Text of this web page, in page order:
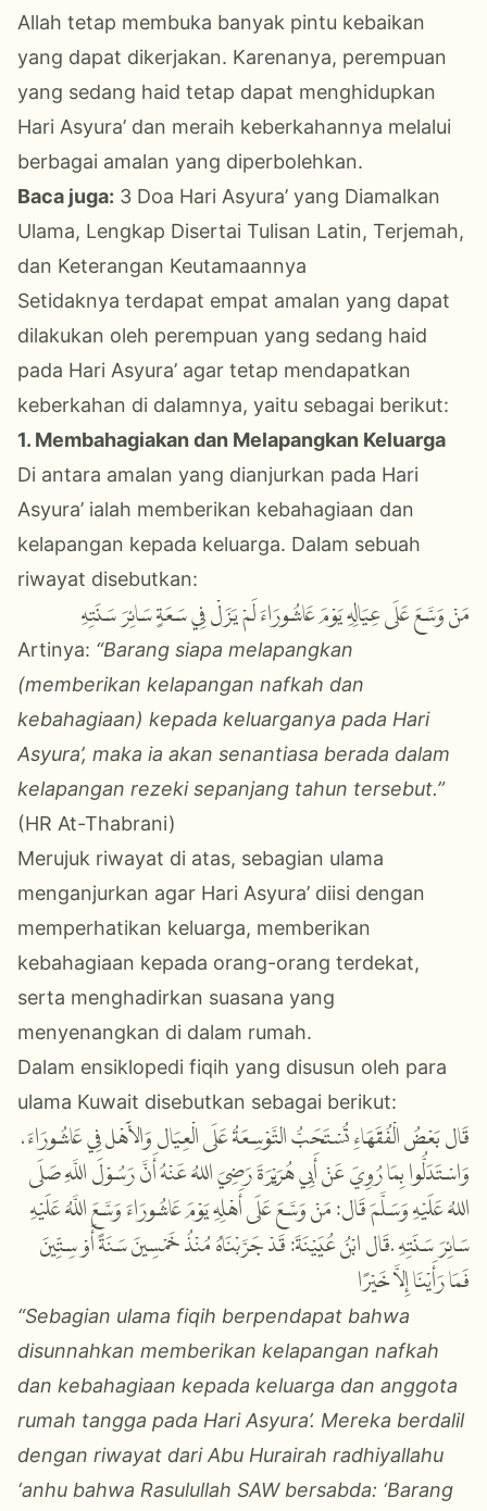
Allah tetap membuka banyak pintu kebaikan
yang dapat dikerjakan. Karenanya, perempuan
yang sedang haid tetap dapat menghidupkan
Hari Asyura’ dan meraih keberkahannya melalui
berbagai amalan yang diperbolehkan.
Baca juga: 3 Doa Hari Asyura’ yang Diamalkan
Ulama, Lengkap Disertai Tulisan Latin, Terjemah,
dan Keterangan Keutamaannya
Setidaknya terdapat empat amalan yang dapat
dilakukan oleh perempuan yang sedang haid
pada Hari Asyura’ agar tetap mendapatkan
keberkahan di dalamnya, yaitu sebagai berikut:
1. Membahagiakan dan Melapangkan Keluarga
Di antara amalan yang dianjurkan pada Hari
Asyura’ ialah memberikan kebahagiaan dan
kelapangan kepada keluarga. Dalam sebuah
riwayat disebutkan:
مَنْ وَسَّعَ عَلَى عِيَالِهِ يَوْمَ عَاشُورَاءَ لَمْ يَزَلْ فِي سَعَةٍ سَائِرَ سَنَتِهِ
Artinya: “Barang siapa melapangkan
(memberikan kelapangan nafkah dan
kebahagiaan) kepada keluarganya pada Hari
Asyura’, maka ia akan senantiasa berada dalam
kelapangan rezeki sepanjang tahun tersebut.”
(HR At-Thabrani)
Merujuk riwayat di atas, sebagian ulama
menganjurkan agar Hari Asyura’ diisi dengan
memperhatikan keluarga, memberikan
kebahagiaan kepada orang-orang terdekat,
serta menghadirkan suasana yang
menyenangkan di dalam rumah.
Dalam ensiklopedi fiqih yang disusun oleh para
ulama Kuwait disebutkan sebagai berikut:
قَال بَعْضُ الْفُقَهَاءِ تُسْتَحَبُّ التَّوْسِعَةُ عَلَى الْعِيَال وَالأَْهْل فِي عَاشُورَاءَ،
وَاسْتَدَلُّوا بِمَا رُوِيَ عَنْ أَبِي هُرَيْرَةَ رَضِيَ اللهُ عَنْهُ أَنَّ رَسُوْلَ اللَّهِ صَلَى
اللهُ عَلَيْهِ وَسَلَّمَ قَال: مَنْ وَسَّعَ عَلَى أَهْلِهِ يَوْمَ عَاشُورَاءَ وَسَّعَ اللَّهُ عَلَيْهِ
سَائِرَ سَنَتِهِ .قَال ابْنُ عُيَيْنَةَ: قَدْ جَرَّبْنَاهُ مُنْذُ خَمْسِينَ سَنَةً أَوْ سِتِّينَ
فَمَا رَأَيْنَا إِلاَّ خَيْرًا
“Sebagian ulama fiqih berpendapat bahwa
disunnahkan memberikan kelapangan nafkah
dan kebahagiaan kepada keluarga dan anggota
rumah tangga pada Hari Asyura’. Mereka berdalil
dengan riwayat dari Abu Hurairah radhiyallahu
‘anhu bahwa Rasulullah SAW bersabda: ‘Barang